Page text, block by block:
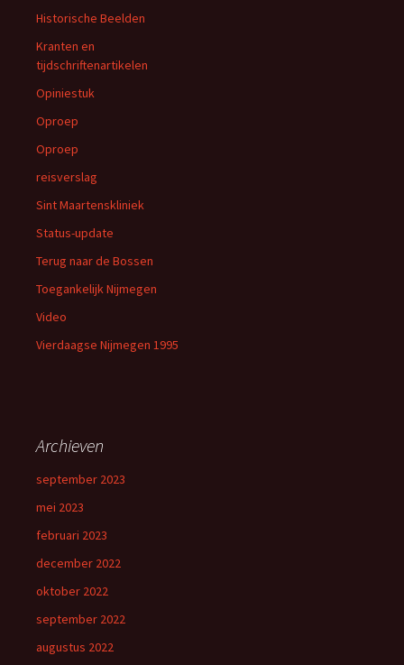
Historische Beelden
Kranten en
tijdschriftenartikelen
Opiniestuk
Oproep
Oproep
reisverslag
Sint Maartenskliniek
Status-update
Terug naar de Bossen
Toegankelijk Nijmegen
Video
Vierdaagse Nijmegen 1995
Archieven
september 2023
mei 2023
februari 2023
december 2022
oktober 2022
september 2022
augustus 2022